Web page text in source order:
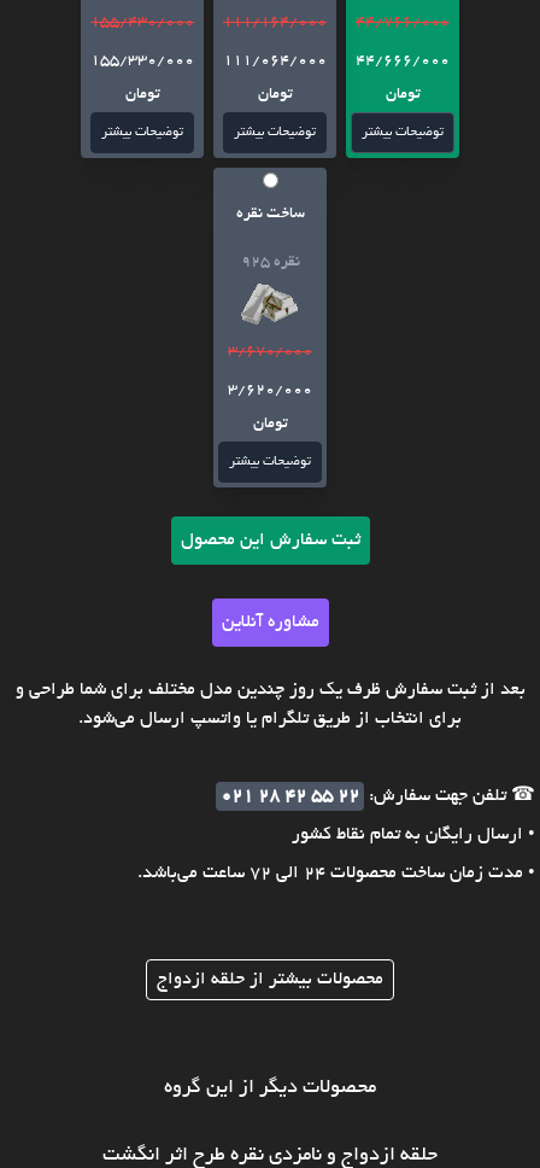
44/766/000
44/666/000
تومان
توضیحات بیشتر
111/164/000
111/064/000
تومان
توضیحات بیشتر
155/430/000
155/330/000
تومان
توضیحات بیشتر
ساخت نقره
نقره 925
3/670/000
3/620/000
تومان
توضیحات بیشتر
ثبت سفارش این محصول
مشاوره آنلاین
بعد از ثبت سفارش ظرف یک روز چندین مدل مختلف برای شما طراحی و
برای انتخاب از طریق تلگرام یا واتسپ ارسال می‌شود.
☎ تلفن جهت سفارش:
021 28 42 55 22
• ارسال رایگان به تمام نقاط کشور
• مدت زمان ساخت محصولات 24 الی 72 ساعت می‌باشد.
محصولات بیشتر از حلقه ازدواج
محصولات دیگر از این گروه
حلقه ازدواج و نامزدی نقره طرح اثر انگشت